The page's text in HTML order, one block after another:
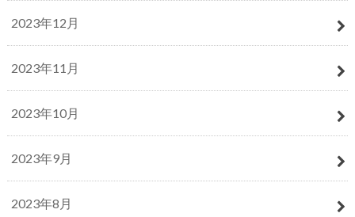
2023年12月
2023年11月
2023年10月
2023年9月
2023年8月